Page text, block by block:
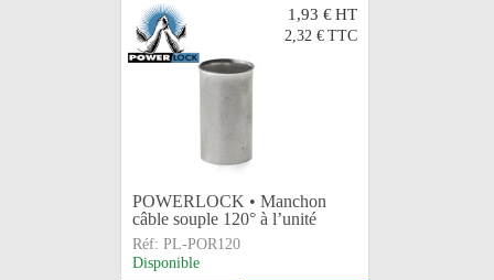
1,93 €HT
2,32 € TTC
POWERLOCK • Manchon
câble souple 120° à l’unité
Réf: PL-POR120
Disponible